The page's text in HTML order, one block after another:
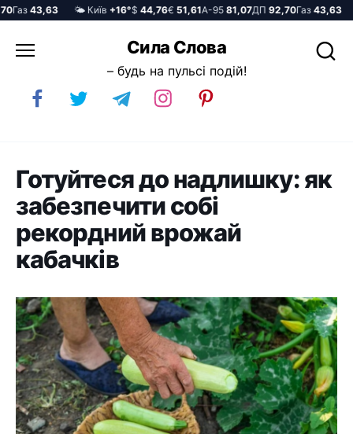
43,63 🌤️ Київ+16°$44,76€51,61А-9581,07ДП92,70Газ43,63
до
Сила Слова
– будь на пульсі подій!
Готуйтеся до надлишку: як
забезпечити собі
рекордний врожай
кабачків